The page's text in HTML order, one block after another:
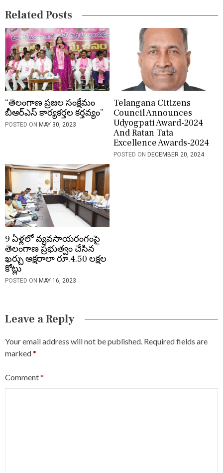
o
n
Related Posts
“తెలంగాణ ప్రజల సంక్షేమం
బీఆర్ఎస్ కార్యకర్తల కర్తవ్యం”
POSTED ON MAY 30, 2023
Telangana Citizens
Council Announces
Udyogpati Award-2024
And Ratan Tata
Excellence Awards-2024
POSTED ONDECEMBER 20, 2024
9 ఏళ్లలో వ్యవసాయరంగంపై
తెలంగాణ ప్రభుత్వం చేసిన
ఖర్చు అక్షరాలా రూ.4.50 లక్షల
కోట్లు
POSTED ON MAY 16, 2023
Leave a Reply
Your email address will not be published. Required fields are
marked*
Comment*